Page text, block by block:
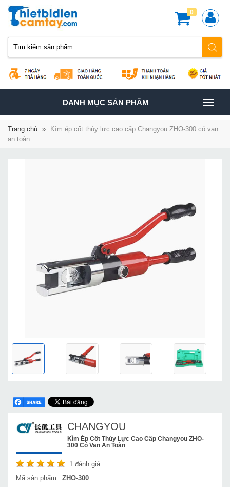
0
TOGGLE
NAVIGATION
DANH MỤC SẢN PHÂM
Trang chủ »
Kìm ép cốt thủy lực cao cấp Changyou ZHO-300 có van
an toàn
CHANGYOU
Kìm Ép Cốt Thủy Lực Cao Cấp Changyou ZHO-
300 Có Van An Toàn
1 đánh giá
Mã sản phẩm: ZHO-300